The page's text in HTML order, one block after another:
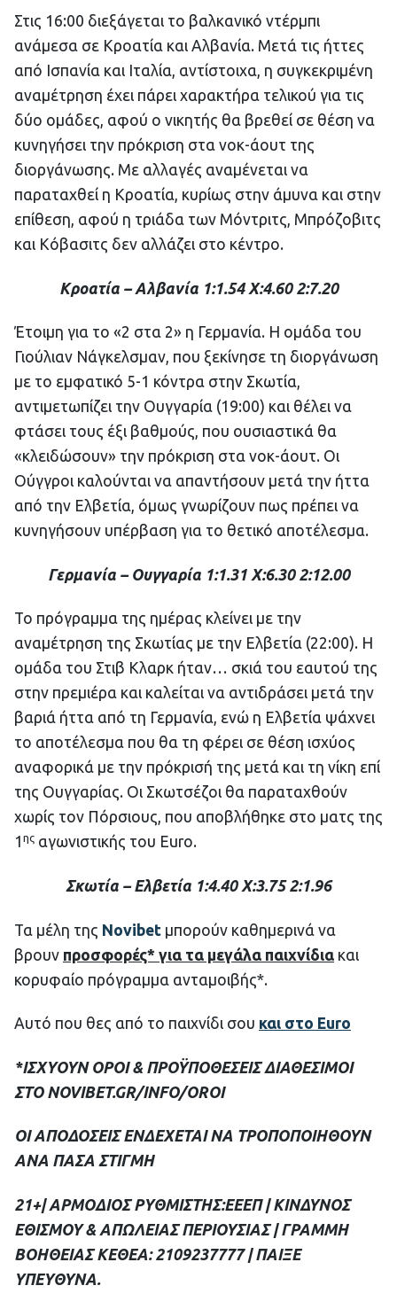
Στις 16:00 διεξάγεται το βαλκανικό ντέρμπι
ανάμεσα σε Κροατία και Αλβανία. Μετά τις ήττες
από Ισπανία και Ιταλία, αντίστοιχα, η συγκεκριμένη
αναμέτρηση έχει πάρει χαρακτήρα τελικού για τις
δύο ομάδες, αφού ο νικητής θα βρεθεί σε θέση να
κυνηγήσει την πρόκριση στα νοκ-άουτ της
διοργάνωσης. Με αλλαγές αναμένεται να
παραταχθεί η Κροατία, κυρίως στην άμυνα και στην
επίθεση, αφού η τριάδα των Μόντριτς, Μπρόζοβιτς
και Κόβασιτς δεν αλλάζει στο κέντρο.
Κροατία – Αλβανία 1:1.54 Χ:4.60 2:7.20
Έτοιμη για το «2 στα 2» η Γερμανία. Η ομάδα του
Γιούλιαν Νάγκελσμαν, που ξεκίνησε τη διοργάνωση
με το εμφατικό 5-1 κόντρα στην Σκωτία,
αντιμετωπίζει την Ουγγαρία (19:00) και θέλει να
φτάσει τους έξι βαθμούς, που ουσιαστικά θα
«κλειδώσουν» την πρόκριση στα νοκ-άουτ. Οι
Ούγγροι καλούνται να απαντήσουν μετά την ήττα
από την Ελβετία, όμως γνωρίζουν πως πρέπει να
κυνηγήσουν υπέρβαση για το θετικό αποτέλεσμα.
Γερμανία – Ουγγαρία 1:1.31 Χ:6.30 2:12.00
Το πρόγραμμα της ημέρας κλείνει με την
αναμέτρηση της Σκωτίας με την Ελβετία (22:00). Η
ομάδα του Στιβ Κλαρκ ήταν… σκιά του εαυτού της
στην πρεμιέρα και καλείται να αντιδράσει μετά την
βαριά ήττα από τη Γερμανία, ενώ η Ελβετία ψάχνει
το αποτέλεσμα που θα τη φέρει σε θέση ισχύος
αναφορικά με την πρόκρισή της μετά και τη νίκη επί
της Ουγγαρίας. Οι Σκωτσέζοι θα παραταχθούν
χωρίς τον Πόρσιους, που αποβλήθηκε στο ματς της
1 ης αγωνιστικής του Euro.
Σκωτία – Ελβετία 1:4.40 Χ:3.75 2:1.96
Τα μέλη της Novibet μπορούν καθημερινά να
βρουν προσφορές* για τα μεγάλα παιχνίδια και
κορυφαίο πρόγραμμα ανταμοιβής*.
Αυτό που θες από το παιχνίδι σου και στο Euro
*ΙΣΧΥΟΥΝ ΟΡΟΙ & ΠΡΟΫΠΟΘΕΣΕΙΣ ΔΙΑΘΕΣΙΜΟΙ
ΣΤΟ NOVIBET.GR/INFO/OROI
ΟΙ ΑΠΟΔΟΣΕΙΣ ΕΝΔΕΧΕΤΑΙ ΝΑ ΤΡΟΠΟΠΟΙΗΘΟΥΝ
ΑΝΑ ΠΑΣΑ ΣΤΙΓΜΗ
21+| ΑΡΜΟΔΙΟΣ ΡΥΘΜΙΣΤΗΣ:ΕΕΕΠ | ΚΙΝΔΥΝΟΣ
ΕΘΙΣΜΟΥ & ΑΠΩΛΕΙΑΣ ΠΕΡΙΟΥΣΙΑΣ | ΓΡΑΜΜΗ
ΒΟΗΘΕΙΑΣ ΚΕΘΕΑ: 2109237777 | ΠΑΙΞΕ
ΥΠΕΥΘΥΝΑ.